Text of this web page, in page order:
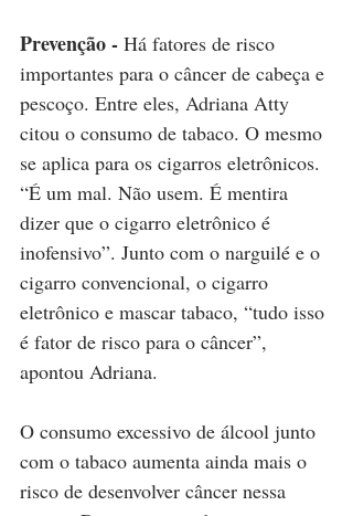
Prevenção - Há fatores de risco
importantes para o câncer de cabeça e
pescoço. Entre eles, Adriana Atty
citou o consumo de tabaco. O mesmo
se aplica para os cigarros eletrônicos.
“É um mal. Não usem. É mentira
dizer que o cigarro eletrônico é
inofensivo”. Junto com o narguilé e o
cigarro convencional, o cigarro
eletrônico e mascar tabaco, “tudo isso
é fator de risco para o câncer”,
apontou Adriana.
O consumo excessivo de álcool junto
com o tabaco aumenta ainda mais o
risco de desenvolver câncer nessa